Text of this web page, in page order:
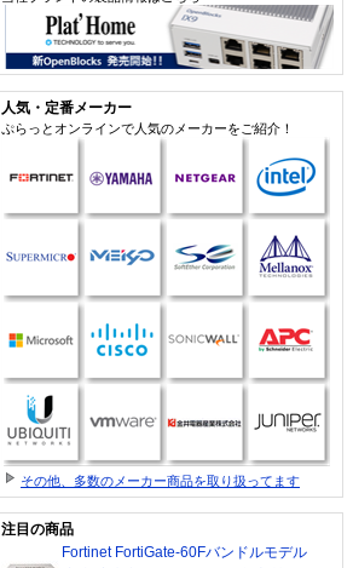
人気・定番メーカー
ぷらっとオンラインで人気のメーカーをご紹介！
その他、多数のメーカー商品を取り扱ってます
注目の商品
Fortinet FortiGate-60Fバンドルモデル